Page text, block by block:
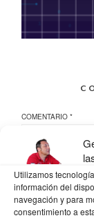
Utilizamos
información del
navegación y para
consentimiento a
COMENTARIO*